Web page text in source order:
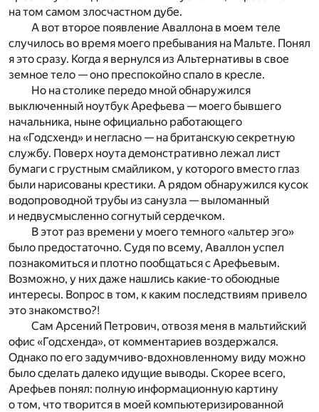
на том самом злосчастном дубе.
А вот второе появление Аваллона в моем теле
случилось во время моего пребывания на Мальте. Понял
я это сразу. Когда я вернулся из Альтернативы в свое
земное тело — оно преспокойно спало в кресле.
Но на столике передо мной обнаружился
выключенный ноутбук Арефьева — моего бывшего
начальника, ныне официально работающего
на «Годсхенд» и негласно — на британскую секретную
службу. Поверх ноута демонстративно лежал лист
бумаги с грустным смайликом, у которого вместо глаз
были нарисованы крестики. А рядом обнаружился кусок
водопроводной трубы из санузла — выломанный
и недвусмысленно согнутый сердечком.
В этот раз времени у моего темного «альтер эго»
было предостаточно. Судя по всему, Аваллон успел
познакомиться и плотно пообщаться с Арефьевым.
Возможно, у них даже нашлись какие-то обоюдные
интересы. Вопрос в том, к каким последствиям привело
это знакомство?!
Сам Арсений Петрович, отвозя меня в мальтийский
офис «Годсхенда», от комментариев воздержался.
Однако по его задумчиво-вдохновленному виду можно
было сделать далеко идущие выводы. Скорее всего,
Арефьев понял: полную информационную картину
о том, что творится в моей компьютеризированной